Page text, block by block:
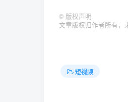
© 版权声明
文章版权归作者所有，
短视频